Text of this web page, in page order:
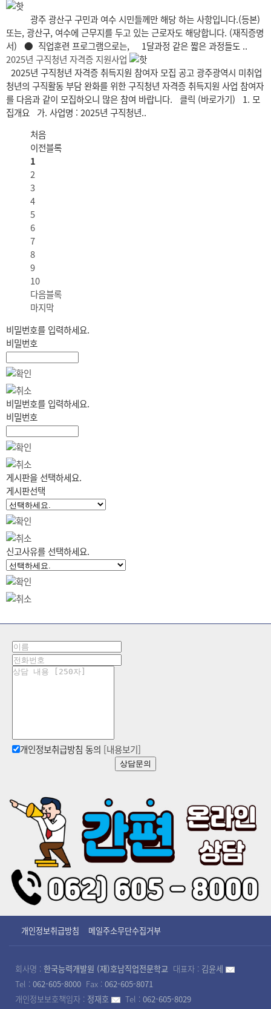
광주 광산구 구민과 여수 시민들께만 해당 하는 사항입니다.(등본)
또는, 광산구, 여수에 근무지를 두고 있는 근로자도 해당합니다. (재직증명
서) ● 직업훈련 프로그램으로는, 1달과정 같은 짧은 과정들도 ..
2025년 구직청년 자격증 지원사업
2025년 구직청년 자격증 취득지원 참여자 모집 공고 광주광역시 미취업
청년의 구직활동 부담 완화를 위한 구직청년 자격증 취득지원 사업 참여자
를 다음과 같이 모집하오니 많은 참여 바랍니다. 클릭 (바로가기) 1. 모
집개요 가. 사업명 : 2025년 구직청년..
처음
이전블록
1
2
3
4
5
6
7
8
9
10
다음블록
마지막
비밀번호를 입력하세요.
비밀번호
비밀번호를 입력하세요.
비밀번호
게시판을 선택하세요.
게시판선택
신고사유를 선택하세요.
개인정보취급방침 동의 [내용보기]
상담문의
개인정보취급방침 메일주소무단수집거부
회사명 : 한국능력개발원 (재)호남직업전문학교 대표자 : 김윤세
Tel : 062-605-8000 Fax : 062-605-8071
개인정보보호책임자 : 정재호 Tel : 062-605-8029